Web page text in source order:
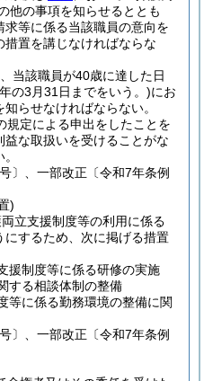
他の事項を知らせるととも
等に係る当該職員の意向を
置を講じなければならな
当該職員が40歳に達した日
の3月31日までをいう。)にお
らせなければならない。
規定による申出をしたことを
な取扱いを受けることがな
〕、一部改正〔令和7年条例
)
立支援制度等の利用に係る
するため、次に掲げる措置
援制度等に係る研修の実施
する相談体制の整備
等に係る勤務環境の整備に関
〕、一部改正〔令和7年条例